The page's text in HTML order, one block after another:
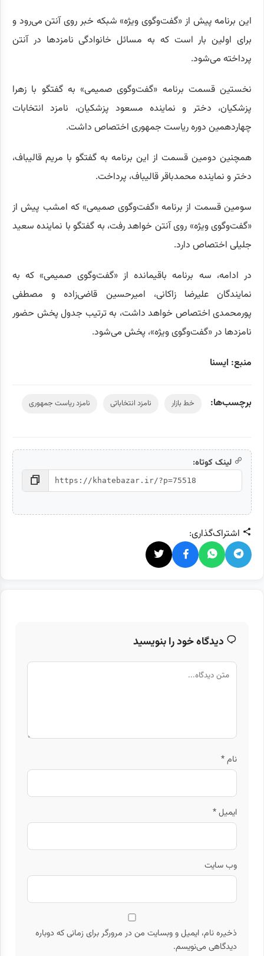
این برنامه پیش از «گفت‌وگوی ویژه» شبکه خبر روی آنتن می‌رود و
برای اولین بار است که به مسائل خانوادگی نامزد‌ها در آنتن
پرداخته می‌شود.
نخستین قسمت برنامه «گفت‌وگوی صمیمی» به گفتگو با زهرا
پزشکیان، دختر و نماینده مسعود پزشکیان، نامزد انتخابات
چهاردهمین دوره ریاست جمهوری اختصاص داشت.
همچنین دومین قسمت از این برنامه به گفتگو با مریم قالیباف،
دختر و نماینده محمدباقر قالیباف، پرداخت.
سومین قسمت از برنامه «گفت‌وگوی صمیمی» که امشب پیش از
«گفت‌وگوی ویژه» روی آنتن خواهد رفت، به گفتگو با نماینده سعید
جلیلی اختصاص دارد.
در ادامه، سه برنامه باقیمانده از «گفت‌وگوی صمیمی» که به
نمایندگان علیرضا زاکانی، امیرحسین قاضی‌زاده و مصطفی
پورمحمدی اختصاص خواهد داشت، به ترتیب جدول پخش حضور
نامزد‌ها در «گفت‌وگوی ویژه»، پخش می‌شود.
منبع: ایسنا
برچسب‌ها: خط بازار نامزد انتخاباتی نامزد ریاست جمهوری
لینک کوتاه:
اشتراک‌گذاری:
دیدگاه خود را بنویسید
نام*
ایمیل*
وب‌ سایت
ذخیره نام، ایمیل و وبسایت من در مرورگر برای زمانی که دوباره
دیدگاهی می‌نویسم.